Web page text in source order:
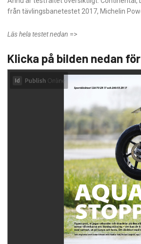
från tävlingsbanetestet 2017, Michelin
Läs hela testet nedan =>
Klicka på bilden nedan